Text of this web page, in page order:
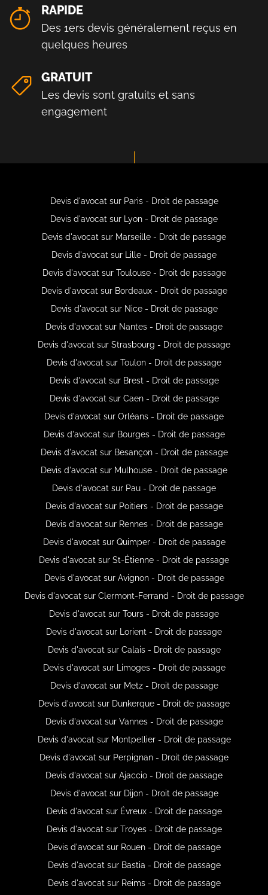
RAPIDE
Des 1ers devis généralement reçus en
quelques heures
GRATUIT
Les devis sont gratuits et sans
engagement
Devis d'avocat sur Paris - Droit de passage
Devis d'avocat sur Lyon - Droit de passage
Devis d'avocat sur Marseille - Droit de passage
Devis d'avocat sur Lille - Droit de passage
Devis d'avocat sur Toulouse - Droit de passage
Devis d'avocat sur Bordeaux - Droit de passage
Devis d'avocat sur Nice - Droit de passage
Devis d'avocat sur Nantes - Droit de passage
Devis d'avocat sur Strasbourg - Droit de passage
Devis d'avocat sur Toulon - Droit de passage
Devis d'avocat sur Brest - Droit de passage
Devis d'avocat sur Caen - Droit de passage
Devis d'avocat sur Orléans - Droit de passage
Devis d'avocat sur Bourges - Droit de passage
Devis d'avocat sur Besançon - Droit de passage
Devis d'avocat sur Mulhouse - Droit de passage
Devis d'avocat sur Pau - Droit de passage
Devis d'avocat sur Poitiers - Droit de passage
Devis d'avocat sur Rennes - Droit de passage
Devis d'avocat sur Quimper - Droit de passage
Devis d'avocat sur St-Étienne - Droit de passage
Devis d'avocat sur Avignon - Droit de passage
Devis d'avocat sur Clermont-Ferrand - Droit de passage
Devis d'avocat sur Tours - Droit de passage
Devis d'avocat sur Lorient - Droit de passage
Devis d'avocat sur Calais - Droit de passage
Devis d'avocat sur Limoges - Droit de passage
Devis d'avocat sur Metz - Droit de passage
Devis d'avocat sur Dunkerque - Droit de passage
Devis d'avocat sur Vannes - Droit de passage
Devis d'avocat sur Montpellier - Droit de passage
Devis d'avocat sur Perpignan - Droit de passage
Devis d'avocat sur Ajaccio - Droit de passage
Devis d'avocat sur Dijon - Droit de passage
Devis d'avocat sur Évreux - Droit de passage
Devis d'avocat sur Troyes - Droit de passage
Devis d'avocat sur Rouen - Droit de passage
Devis d'avocat sur Bastia - Droit de passage
Devis d'avocat sur Reims - Droit de passage